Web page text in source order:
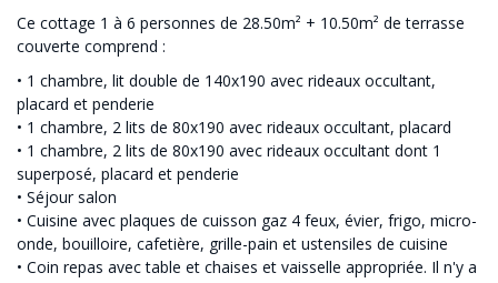
Ce cottage 1 à 6 personnes de 28.50m² + 10.50m² de terrasse
couverte comprend :
• 1 chambre, lit double de 140x190 avec rideaux occultant,
placard et penderie
• 1 chambre, 2 lits de 80x190 avec rideaux occultant, placard
• 1 chambre, 2 lits de 80x190 avec rideaux occultant dont 1
superposé, placard et penderie
• Séjour salon
• Cuisine avec plaques de cuisson gaz 4 feux, évier, frigo, micro-
onde, bouilloire, cafetière, grille-pain et ustensiles de cuisine
• Coin repas avec table et chaises et vaisselle appropriée. Il n'y a